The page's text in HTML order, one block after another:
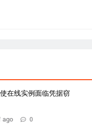
在线实例面临凭据窃
ago 0